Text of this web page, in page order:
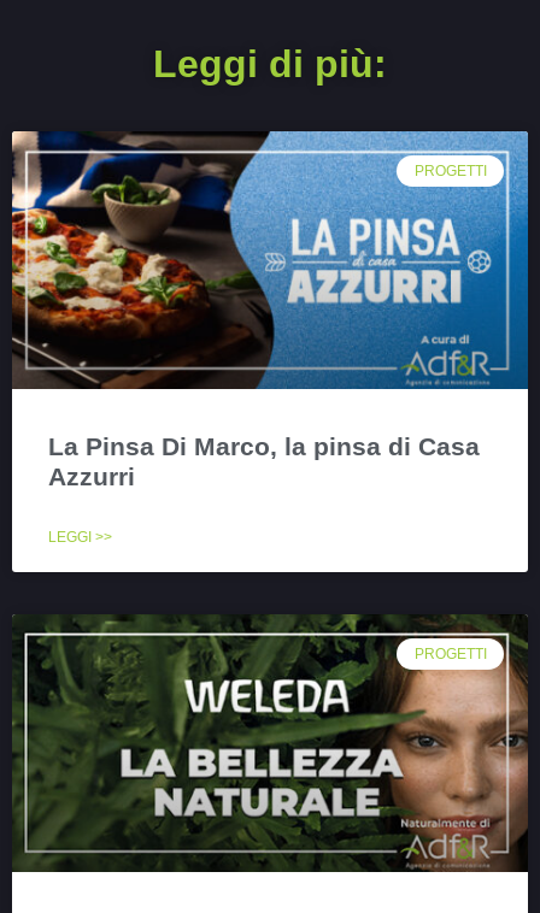
Leggi di più:
PROGETTI
La Pinsa Di Marco, la pinsa di Casa
Azzurri
LEGGI >>
PROGETTI